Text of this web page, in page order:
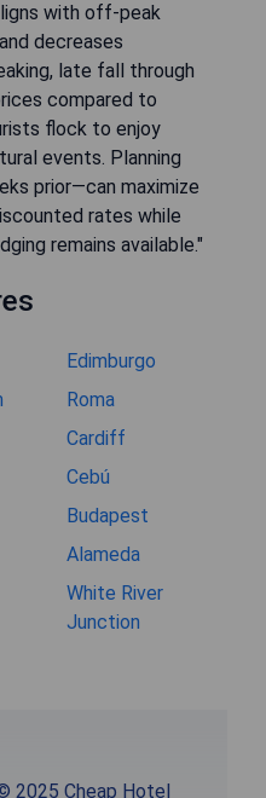
with off-peak
decreases
late fall through
compared to
flock to enjoy
events. Planning
prior—can maximize
rates while
remains available."
Edimburgo
Roma
Cardiff
Cebú
Budapest
Alameda
White River
Junction
2025 Cheap Hotel